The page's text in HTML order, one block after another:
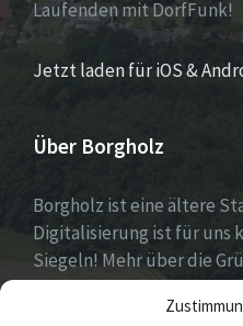
Laufenden mit DorfFunk!
Jetzt laden für iOS &
Über Borgholz
Borgholz ist eine ältere
Digitalisierung ist für uns
Siegeln! Mehr über die
gibt es unter
https://www.digitale-